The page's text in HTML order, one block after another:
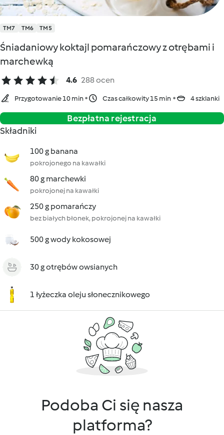
TM7 TM6 TM5
Śniadaniowy koktajl pomarańczowy z otrębami i
marchewką
4.6 288 ocen
Przygotowanie 10 min Czas całkowity 15 min 4 szklanki
Bezpłatna rejestracja
Składniki
100 g banana
pokrojonego na kawałki
80 g marchewki
pokrojonej na kawałki
250 g pomarańczy
bez białych błonek, pokrojonej na kawałki
500 g wody kokosowej
30 g otrębów owsianych
1 łyżeczka oleju słonecznikowego
Podoba Ci się nasza
platforma?